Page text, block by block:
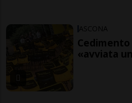
ASCONA
«avviata